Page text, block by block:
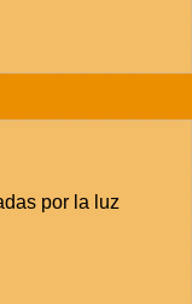
por la luz